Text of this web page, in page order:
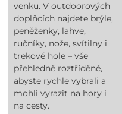
venku. V outdoorových
doplňcích najdete brýle,
peněženky, lahve,
ručníky, nože, svítilny i
trekové hole – vše
přehledně roztříděné,
abyste rychle vybrali a
mohli vyrazit na hory i
na cesty.